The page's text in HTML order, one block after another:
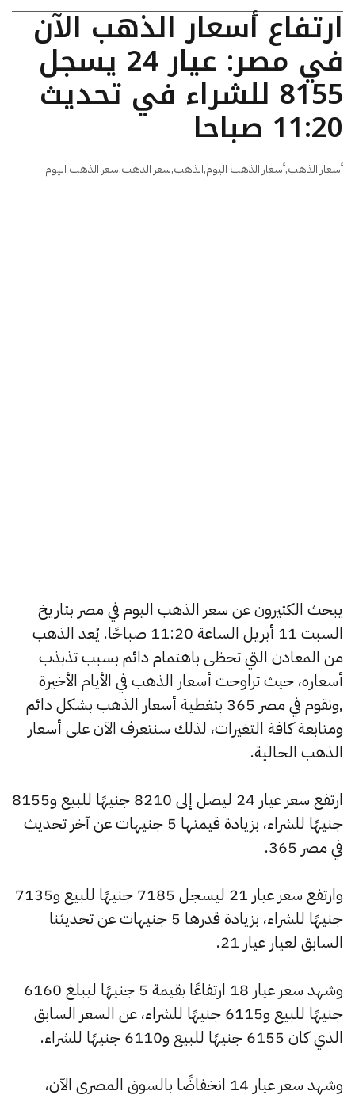
ارتفاع أسعار الذهب الآن
في مصر: عيار 24 يسجل
8155 للشراء في تحديث
11:20 صباحا
أسعار الذهب,أسعار الذهب اليوم,الذهب,سعر الذهب,سعر الذهب اليوم
يبحث الكثيرون عن سعر الذهب اليوم في مصر بتاريخ
السبت 11 أبريل الساعة 11:20 صباحًا. يُعد الذهب
من المعادن التي تحظى باهتمام دائم بسبب تذبذب
أسعاره، حيث تراوحت أسعار الذهب في الأيام الأخيرة
,ونقوم في مصر 365 بتغطية أسعار الذهب بشكل دائم
ومتابعة كافة التغيرات، لذلك سنتعرف الآن على أسعار
الذهب الحالية.
ارتفع سعر عيار 24 ليصل إلى 8210 جنيهًا للبيع و8155
جنيهًا للشراء، بزيادة قيمتها 5 جنيهات عن آخر تحديث
في مصر 365.
وارتفع سعر عيار 21 ليسجل 7185 جنيهًا للبيع و7135
جنيهًا للشراء، بزيادة قدرها 5 جنيهات عن تحديثنا
السابق لعيار عيار 21.
وشهد سعر عيار 18 ارتفاعًا بقيمة 5 جنيهًا ليبلغ 6160
جنيهًا للبيع و6115 جنيهًا للشراء، عن السعر السابق
الذي كان 6155 جنيهًا للبيع و6110 جنيهًا للشراء.
وشهد سعر عيار 14 انخفاضًا بالسوق المصري الآن،